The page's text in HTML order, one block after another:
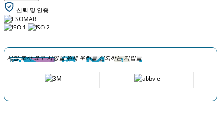
신뢰 및 인증
시장 조사 요구 사항을 위해 우리를 신뢰하는 기업들